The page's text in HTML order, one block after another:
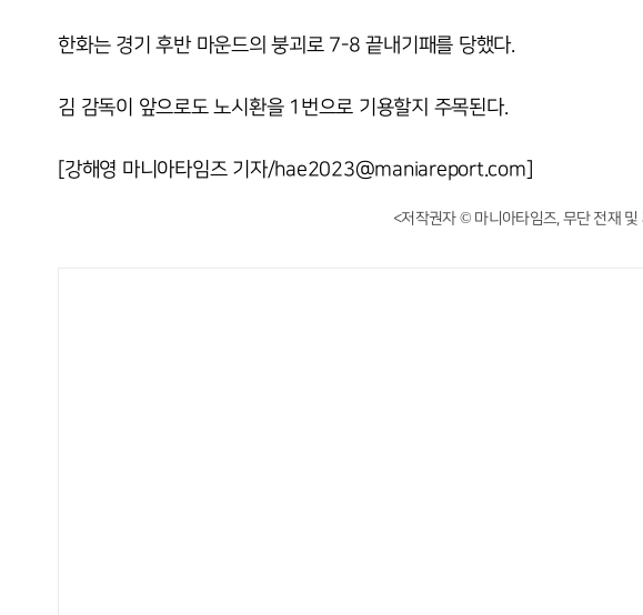
한화는 경기 후반 마운드의 붕괴로 7-8 끝내기패를 당했다.
김 감독이 앞으로도 노시환을 1번으로 기용할지 주목된다.
[강해영 마니아타임즈 기자/hae2023@maniareport.com]
<저작권자 © 마니아타임즈, 무단 전재 및